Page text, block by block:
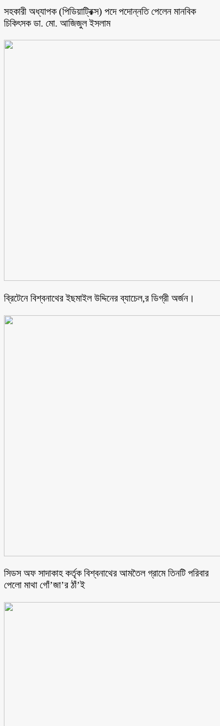
সহকারী অধ্যাপক (পিডিয়াট্রিক্স) পদে পদোন্নতি পেলেন মানবিক
চিকিৎসক ডা. মো. আজিজুল ইসলাম
ব্রিটেনে বিশ্বনাথের ইছমাইল উদ্দিনের ব্যাচেল,র ডিগ্রী অর্জন।
সিডস অফ সাদাকাহ কর্তৃক বিশ্বনাথের আমতৈল গ্রামে তিনটি পরিবার
পেলো মাথা গোঁ’জা’র ঠাঁ’ই